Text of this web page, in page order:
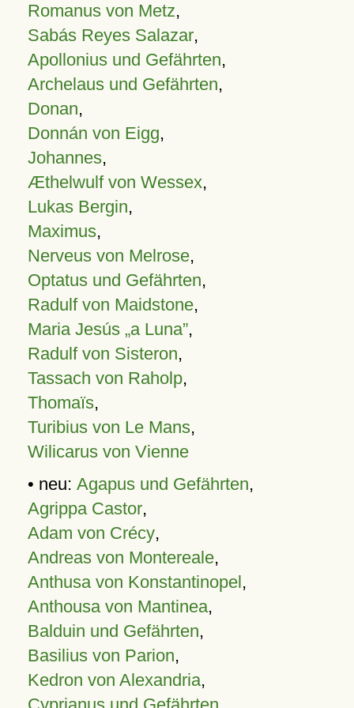
Romanus von Metz,
Sabás Reyes Salazar,
Apollonius und Gefährten,
Archelaus und Gefährten,
Donan,
Donnán von Eigg,
Johannes,
Æthelwulf von Wessex,
Lukas Bergin,
Maximus,
Nerveus von Melrose,
Optatus und Gefährten,
Radulf von Maidstone,
Maria Jesús „a Luna”,
Radulf von Sisteron,
Tassach von Raholp,
Thomaïs,
Turibius von Le Mans,
Wilicarus von Vienne
• neu: Agapus und Gefährten,
Agrippa Castor,
Adam von Crécy,
Andreas von Montereale,
Anthusa von Konstantinopel,
Anthousa von Mantinea,
Balduin und Gefährten,
Basilius von Parion,
Kedron von Alexandria,